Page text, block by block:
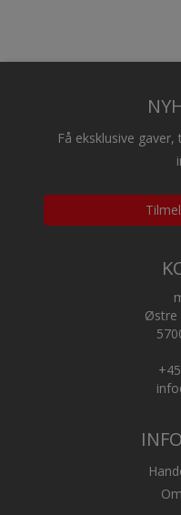
Få eksklusive
Østre